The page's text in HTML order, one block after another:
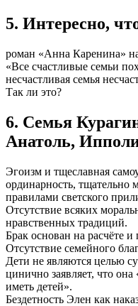
5. Интересно,
роман «Анна Каренина»
«Все счастливые семьи
несчастливая семья
Так ли это?
6. Семья
Анатоль,
Эгоизм и тщеславная
ординарность, тщательно
правилами светского
Отсутствие всяких
нравственных традиций.
Брак основан на расчёте и
Отсутствие семейного
Дети не являются целью
цинично заявляет, что
иметь детей».
Бездетность Элен как